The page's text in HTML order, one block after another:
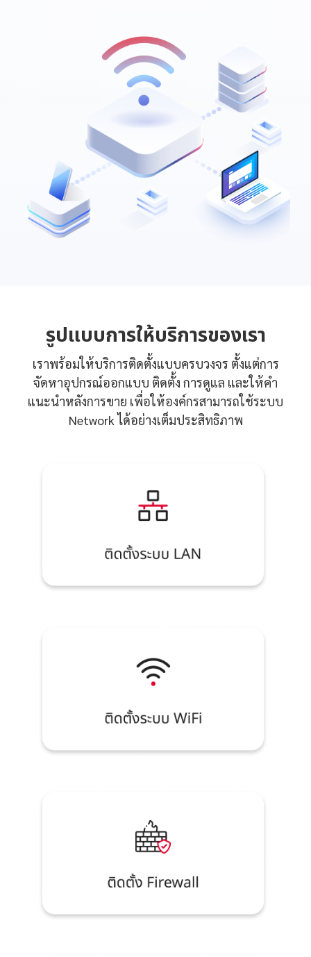
รูปแบบการให้บริการของเรา
เราพร้อมให้บริการติดตั้งแบบครบวงจร ตั้งแต่การ
จัดหาอุปกรณ์ออกแบบ ติดตั้ง การดูแล และให้คำ
แนะนำหลังการขาย เพื่อให้องค์กรสามารถใช้ระบบ
Network ได้อย่างเต็มประสิทธิภาพ